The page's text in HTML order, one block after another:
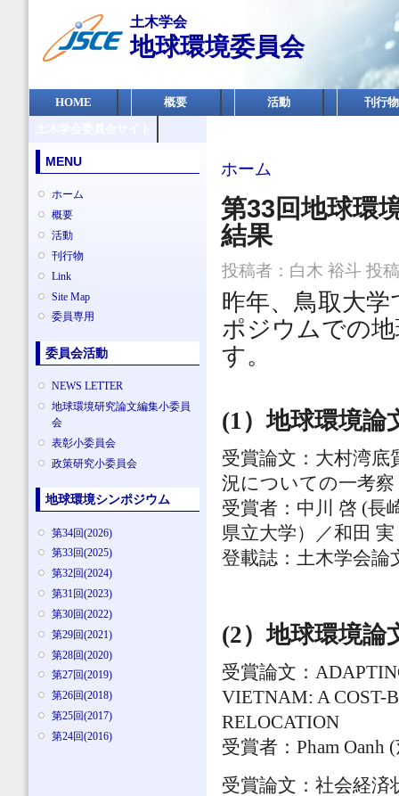
ン
テ
土木学会
地球環境委員会
メインメニュー
HOME 概要 活動
刊行物
MENU
ホーム
概要
活動
刊行物
Link
Site Map
委員専用
委員会活動
NEWS LETTER
地球環境研究論文編集小委員
会
表彰小委員会
政策研究小委員会
地球環境シンポジウム
第34回(2026)
第33回(2025)
第32回(2024)
第31回(2023)
第30回(2022)
第29回(2021)
第28回(2020)
第27回(2019)
第26回(2018)
第25回(2017)
第24回(2016)
現在地
ホーム
第33回地球環
結果
投稿者： 白木 裕斗 投
昨年、鳥取大
ポジウムでの
す。
(1）地球環境論
受賞論文：大村湾
況についての一考察
受賞者：中川 啓 (長
県立大学）／和田
登載誌：土木学会論
(2）地球環境論
受賞論文：
VIETNAM: A COST-
RELOCATION
受賞者：Pham Oanh
受賞論文：社会経